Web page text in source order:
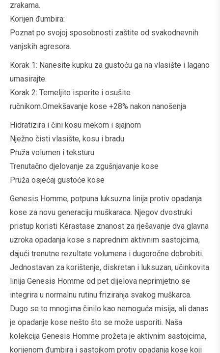
zrakama.
Korijen đumbira:
Poznat po svojoj sposobnosti zaštite od svakodnevnih
vanjskih agresora.
Korak 1: Nanesite kupku za gustoću ga na vlasište i lagano
umasirajte.
Korak 2: Temeljito isperite i osušite
ručnikom.Omekšavanje kose +28% nakon nanošenja
Hidratizira i čini kosu mekom i sjajnom
Nježno čisti vlasište, kosu i bradu
Pruža volumen i teksturu
Trenutačno djelovanje za zgušnjavanje kose
Pruža osjećaj gustoće kose
Genesis Homme, potpuna luksuzna linija protiv opadanja
kose za novu generaciju muškaraca. Njegov dvostruki
pristup koristi Kérastase znanost za rješavanje dva glavna
uzroka opadanja kose s naprednim aktivnim sastojcima,
dajući trenutne rezultate volumena i dugoročne dobrobiti.
Jednostavan za korištenje, diskretan i luksuzan, učinkovita
linija Genesis Homme od pet dijelova neprimjetno se
integrira u normalnu rutinu friziranja svakog muškarca.
Dugo se to mnogima činilo kao nemoguća misija, ali danas
je opadanje kose nešto što se može usporiti. Naša
kolekcija Genesis Homme prožeta je aktivnim sastojcima,
korijenom đumbira i sastojkom protiv opadanja kose koji